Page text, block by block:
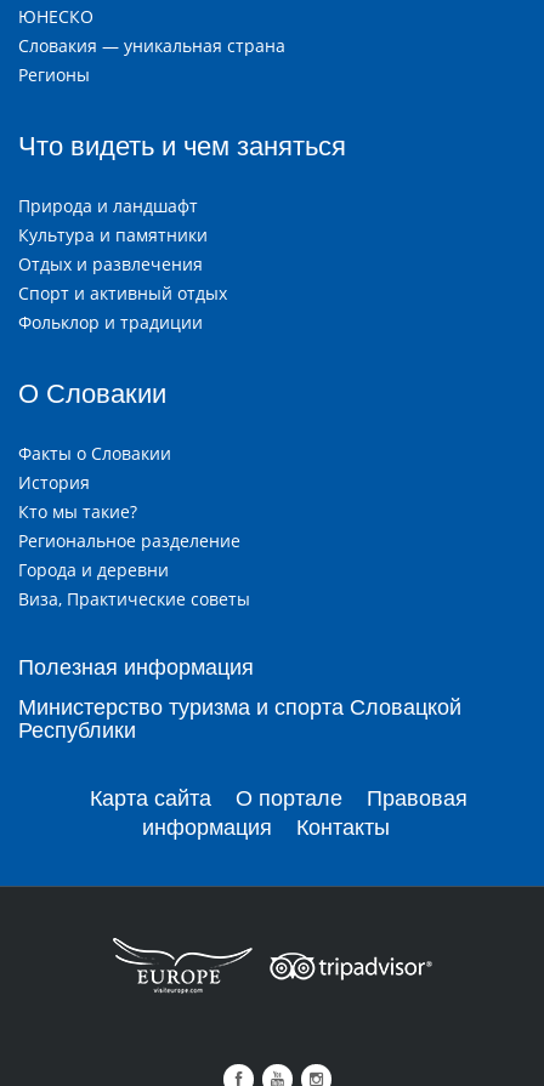
ЮНЕСКО
Словакия — уникальная страна
Регионы
Что видеть и чем заняться
Природа и ландшафт
Культура и памятники
Отдых и развлечения
Спорт и активный отдых
Фольклор и традиции
О Словакии
Факты о Словакии
История
Кто мы такие?
Региональное разделение
Города и деревни
Виза, Практические советы
Полезная информация
Министерство туризма и спорта Словацкой
Республики
Карта сайта О портале
Правовая
информация
Контакты